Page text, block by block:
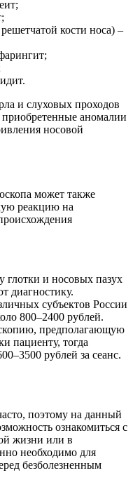
кости носа) –
и слуховых проходов
аномалии
носовой
может также
реакцию на
глотки и носовых пазух
диагностику.
субъектов России
800–2400 рублей.
предполагающую
пациенту, тогда
рублей за сеанс.
поэтому на данный
ознакомиться с
жизни или в
необходимо для
безболезненным